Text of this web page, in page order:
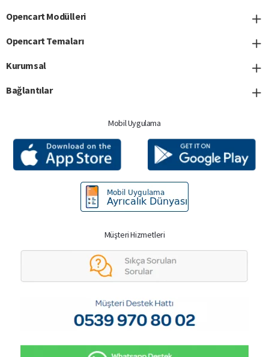
Opencart Modülleri
Opencart Temaları
Kurumsal
Bağlantılar
Mobil Uygulama
Müşteri Hizmetleri